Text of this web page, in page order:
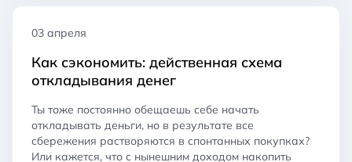
03 апреля
Как сэкономить: действенная схема
откладывания денег
Ты тоже постоянно обещаешь себе начать
откладывать деньги, но в результате все
сбережения растворяются в спонтанных покупках?
Или кажется, что с нынешним доходом накопить